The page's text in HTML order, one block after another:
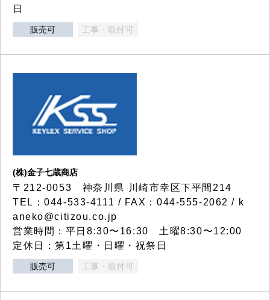
日
販売可 工事・取付可
(株)金子七蔵商店
〒212-0053 神奈川県 川崎市幸区下平間214
TEL：044-533-4111 / FAX：044-555-2062 / k
aneko@citizou.co.jp
営業時間：平日8:30〜16:30 土曜8:30〜12:00
定休日：第1土曜・日曜・祝祭日
販売可 工事・取付可